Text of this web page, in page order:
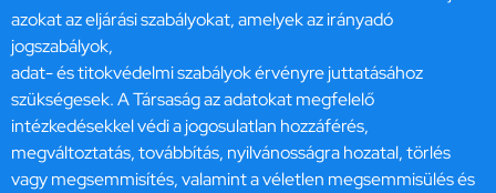
azokat az eljárási szabályokat, amelyek az irányadó
jogszabályok,
adat- és titokvédelmi szabályok érvényre juttatásához
szükségesek. A Társaság az adatokat megfelelő
intézkedésekkel védi a jogosulatlan hozzáférés,
megváltoztatás, továbbítás, nyilvánosságra hozatal, törlés
vagy megsemmisítés, valamint a véletlen megsemmisülés és